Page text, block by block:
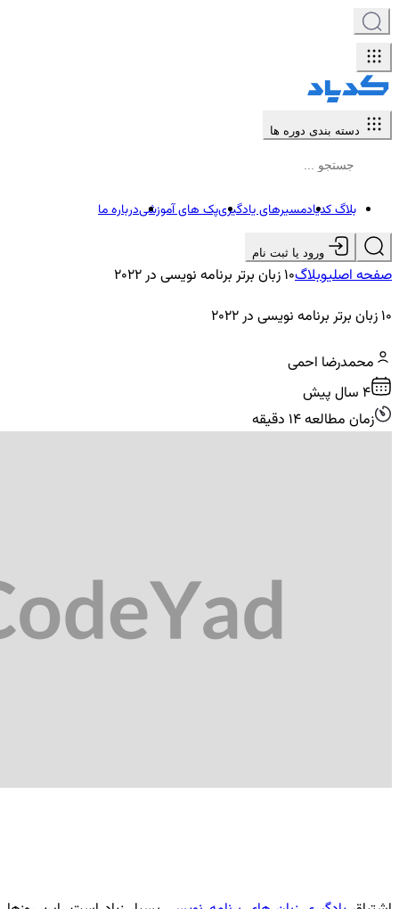
دسته بندی دوره ها
بلاگ کدیادمسیرهای یادگیریپک های آموزشیدرباره ما
ورود یا ثبت نام
صفحه اصلیوبلاگ10 زبان برتر برنامه نویسی در 2022
10 زبان برتر برنامه نویسی در 2022
محمدرضا احمی
4 سال پیش
زمان مطالعه 14 دقیقه